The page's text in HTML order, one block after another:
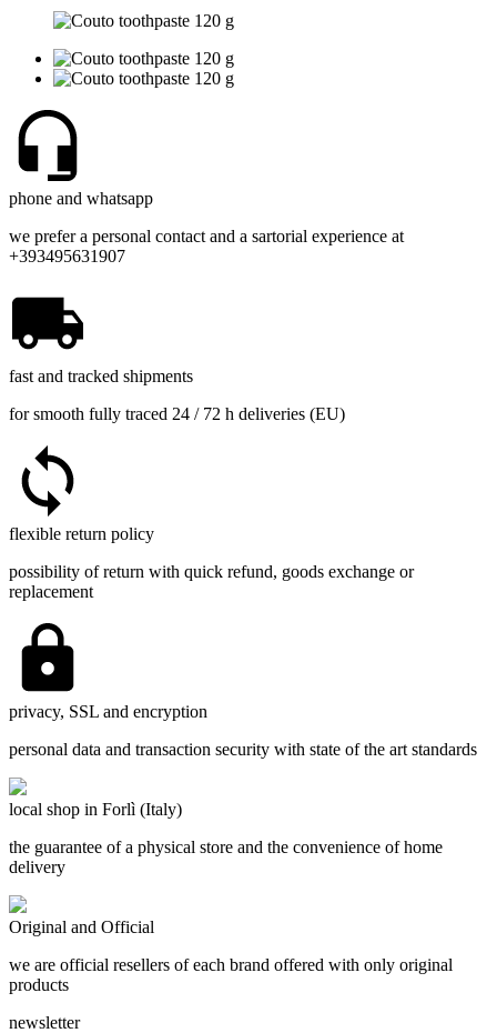
phone and whatsapp
we prefer a personal contact and a sartorial experience at
+393495631907
fast and tracked shipments
for smooth fully traced 24 / 72 h deliveries (EU)
flexible return policy
possibility of return with quick refund, goods exchange or
replacement
privacy, SSL and encryption
personal data and transaction security with state of the art standards
local shop in Forlì (Italy)
the guarantee of a physical store and the convenience of home
delivery
Original and Official
we are official resellers of each brand offered with only original
products
newsletter